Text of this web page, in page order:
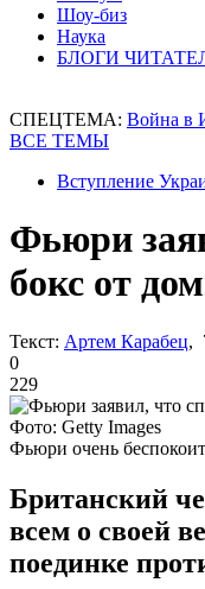
Шоу-биз
Наука
БЛОГИ
СПЕЦТЕМА: Война в
ВСЕ ТЕМЫ
Вступление
Фьюри
бокс от
Текст: Артем Карабец,
0
229
Фото: Getty Images
Фьюри очень
Британский
всем о своей
поединке